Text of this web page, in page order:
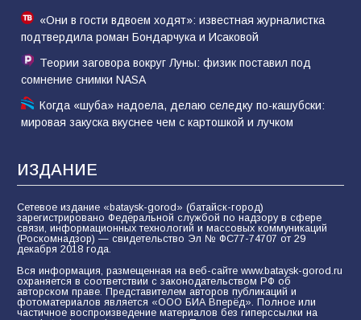
«Они в гости вдвоем ходят»: известная журналистка
подтвердила роман Бондарчука и Исаковой
Теории заговора вокруг Луны: физик поставил под
сомнение снимки NASA
Когда «шуба» надоела, делаю селедку по-кашубски:
мировая закуска вкуснее чем с картошкой и лучком
ИЗДАНИЕ
Сетевое издание «bataysk-gorod» (батайск-город)
зарегистрировано Федеральной службой по надзору в сфере
связи, информационных технологий и массовых коммуникаций
(Роскомнадзор) — свидетельство Эл № ФС77-74707 от 29
декабря 2018 года.
Вся информация, размещенная на веб-сайте www.bataysk-gorod.ru
охраняется в соответствии с законодательством РФ об
авторском праве. Представителем авторов публикаций и
фотоматериалов является «ООО БИА Вперёд». Полное или
частичное воспроизведение материалов без гиперссылки на